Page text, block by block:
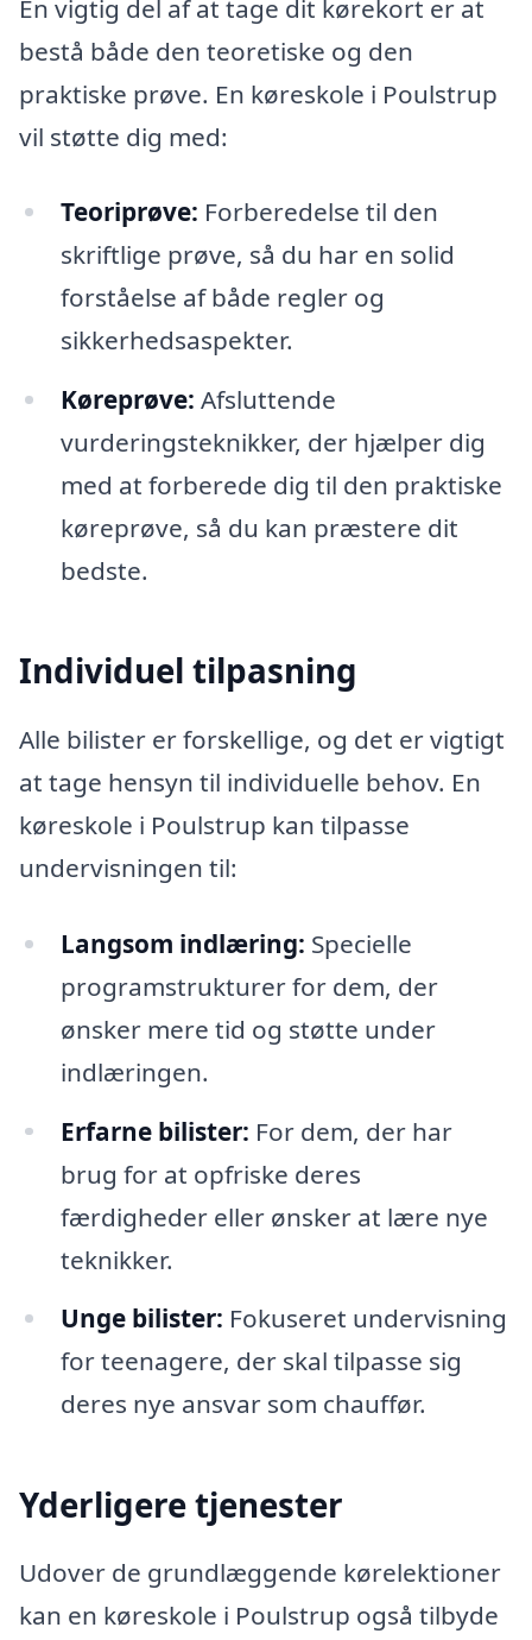
En vigtig del af at tage dit kørekort er at
bestå både den teoretiske og den
praktiske prøve. En køreskole i Poulstrup
vil støtte dig med:
Teoriprøve: Forberedelse til den
skriftlige prøve, så du har en solid
forståelse af både regler og
sikkerhedsaspekter.
Køreprøve: Afsluttende
vurderingsteknikker, der hjælper dig
med at forberede dig til den praktiske
køreprøve, så du kan præstere dit
bedste.
Individuel tilpasning
Alle bilister er forskellige, og det er vigtigt
at tage hensyn til individuelle behov. En
køreskole i Poulstrup kan tilpasse
undervisningen til:
Langsom indlæring: Specielle
programstrukturer for dem, der
ønsker mere tid og støtte under
indlæringen.
Erfarne bilister: For dem, der har
brug for at opfriske deres
færdigheder eller ønsker at lære nye
teknikker.
Unge bilister: Fokuseret undervisning
for teenagere, der skal tilpasse sig
deres nye ansvar som chauffør.
Yderligere tjenester
Udover de grundlæggende kørelektioner
kan en køreskole i Poulstrup også tilbyde